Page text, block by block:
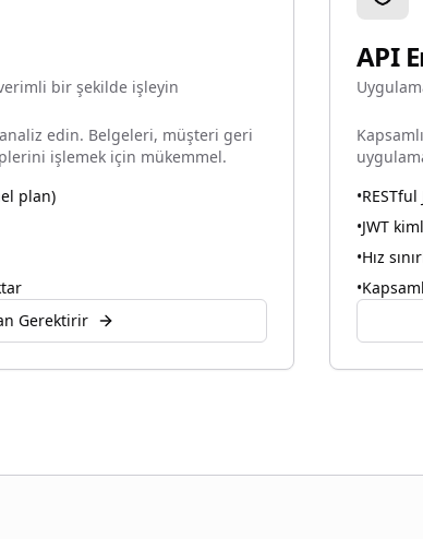
bir şekilde işleyin
edin. Belgeleri, müşteri geri
işlemek için mükemmel.
plan)
Gerektirir
API
•RESTful
•JWT
•Hız
•